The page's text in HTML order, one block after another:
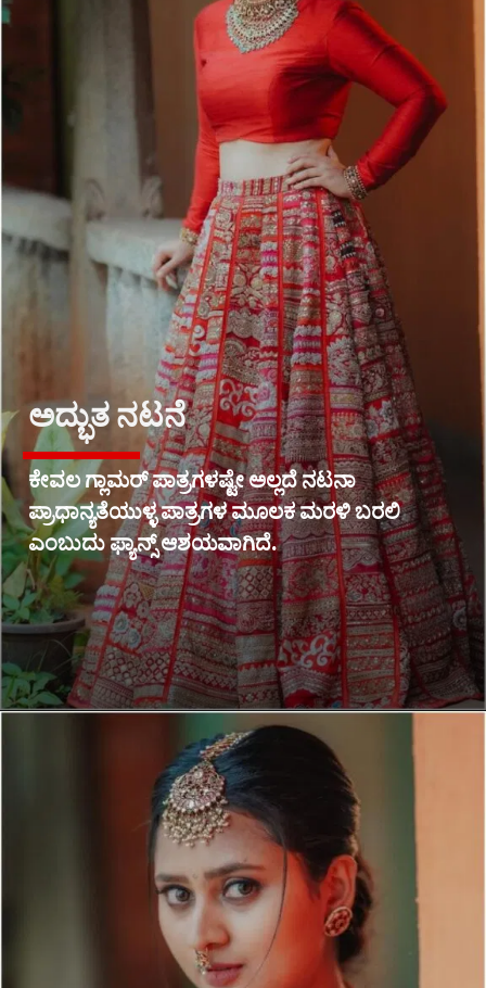
ಅದ್ಭುತ ನಟನೆ
ಕೇವಲ ಗ್ಲಾಮರ್ ಪಾತ್ರಗಳಷ್ಟೇ ಅಲ್ಲದೆ ನಟನಾ
ಪ್ರಾಧಾನ್ಯತೆಯುಳ್ಳ ಪಾತ್ರಗಳ ಮೂಲಕ ಮರಳಿ ಬರಲಿ
ಎಂಬುದು ಫ್ಯಾನ್ಸ್ ಆಶಯವಾಗಿದೆ.